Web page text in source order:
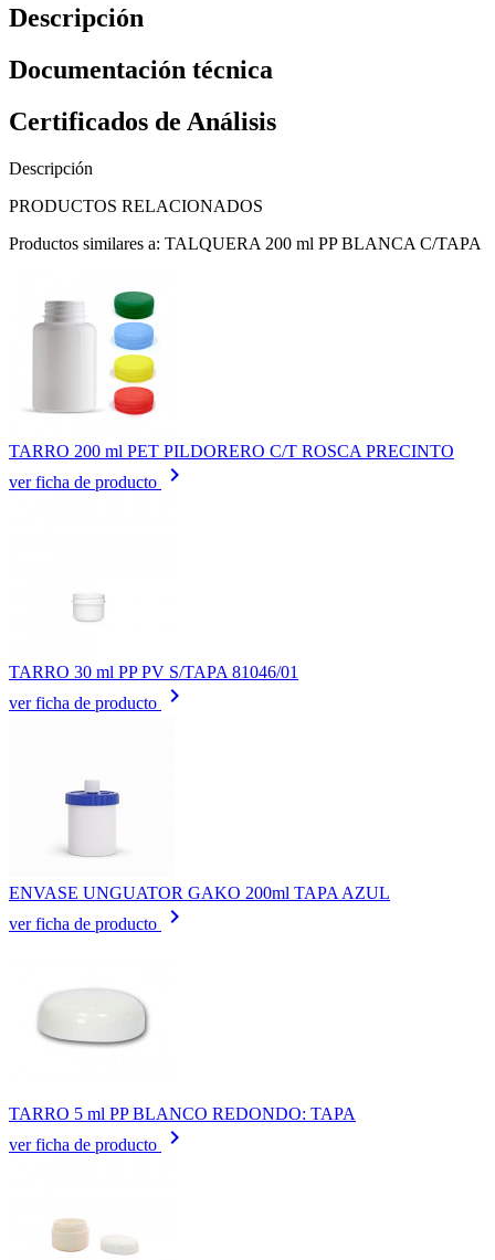
Descripción
Documentación técnica
Certificados de Análisis
Descripción
PRODUCTOS RELACIONADOS
Productos similares a: TALQUERA 200 ml PP BLANCA C/TAPA
TARRO 200 ml PET PILDORERO C/T ROSCA PRECINTO
ver ficha de producto
keyboard_arrow_right
TARRO 30 ml PP PV S/TAPA 81046/01
ver ficha de producto
keyboard_arrow_right
ENVASE UNGUATOR GAKO 200ml TAPA AZUL
ver ficha de producto
keyboard_arrow_right
TARRO 5 ml PP BLANCO REDONDO: TAPA
ver ficha de producto
keyboard_arrow_right